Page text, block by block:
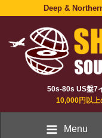
Deep &
50s-80s US盤7
10,000円以上
Menu